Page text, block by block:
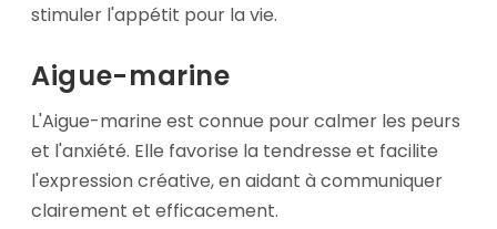
stimuler l'appétit pour la vie.
Aigue-marine
L'Aigue-marine est connue pour calmer les peurs
et l'anxiété. Elle favorise la tendresse et facilite
l'expression créative, en aidant à communiquer
clairement et efficacement.